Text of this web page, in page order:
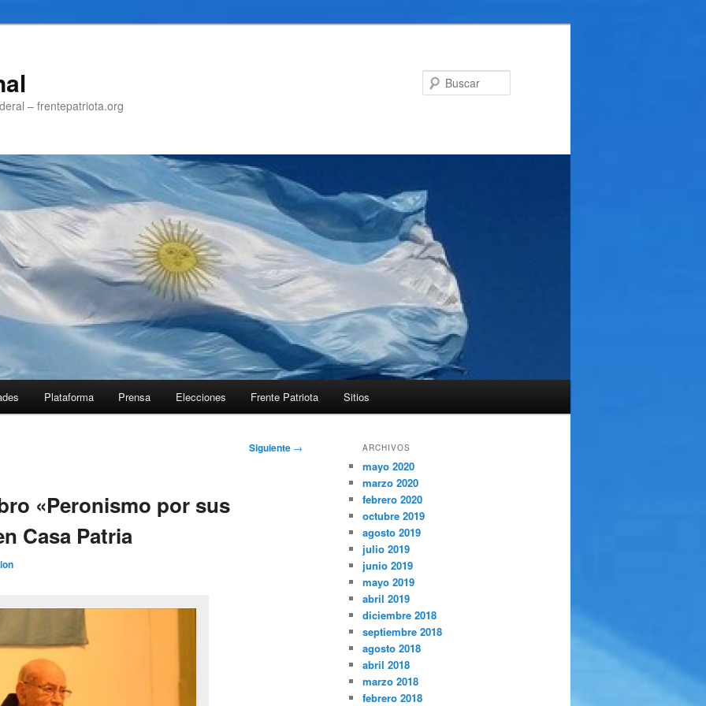
– frentepatriota.org
Plataforma Prensa Elecciones Frente Patriota Sitios
Siguiente →
«Peronismo por sus
Casa Patria
ARCHIVOS
mayo 2020
marzo 2020
febrero 2020
octubre 2019
agosto 2019
julio 2019
junio 2019
mayo 2019
abril 2019
diciembre 2018
septiembre 2018
agosto 2018
abril 2018
marzo 2018
febrero 2018